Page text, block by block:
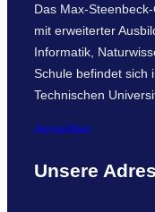
Das Max-
mit erweiterter
Informatik,
Schule befindet sich
Technischen
Anmelden
Unsere